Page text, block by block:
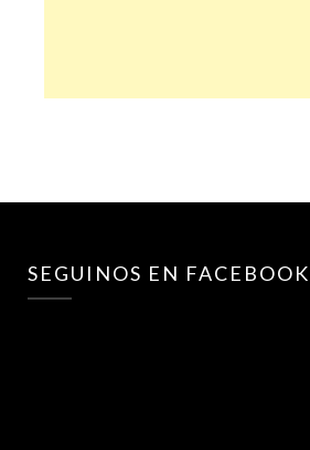
SEGUINOS EN FACEBOOK